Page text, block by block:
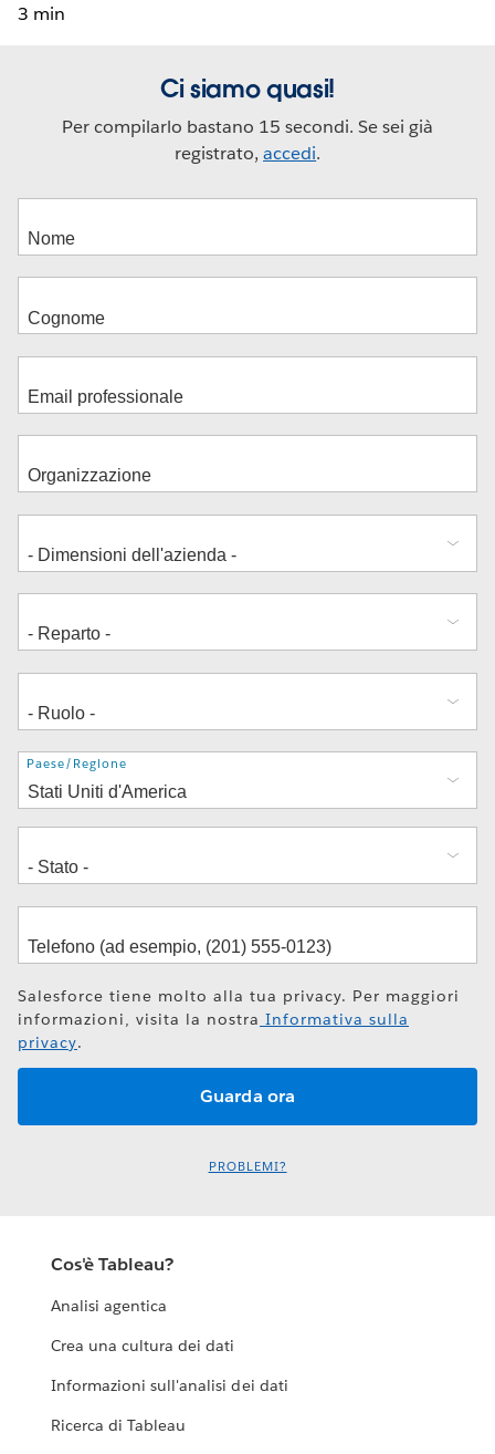
3 min
Ci siamo quasi!
Per compilarlo bastano 15 secondi. Se sei già
registrato,accedi.
Indirizzo
Paese/Regione
Salesforce tiene molto alla tua privacy. Per maggiori
informazioni, visita la nostra Informativa sulla
privacy.
PROBLEMI?
Cos'è Tableau?
Analisi agentica
Crea una cultura dei dati
Informazioni sull'analisi dei dati
Ricerca di Tableau